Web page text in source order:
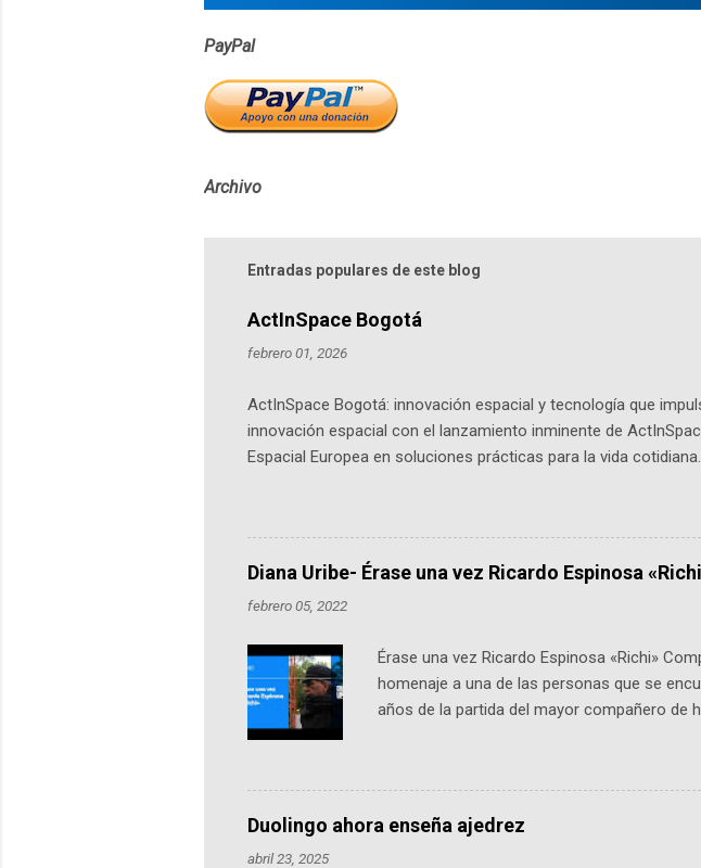
PayPal
Archivo
Entradas populares de este blog
ActInSpace Bogotá
febrero 01, 2026
ActInSpace Bogotá: innovación espacial y tecnología que
innovación espacial con el lanzamiento inminente de
Espacial Europea en soluciones prácticas para la vida
emprendedores y estudiantes. Qué es ActInSpace y por qué
más de 60 ciudades, donde participantes tienen 24 horas
datos orbitales. En Bogotá, arranca con un evento gratuito el
Diana Uribe- Érase una vez Ricardo Espinosa
febrero 05, 2022
Érase una vez Ricardo Espinosa «Richi»
homenaje a una de las personas que se
años de la partida del mayor compañero de
podcast, de dónde viene "la fuerza
nuestro protagonista: un personaje de
Notas del episodio: -La colección Ricardo
pueden consultar en la Biblioteca Luis Ángel
Duolingo ahora enseña ajedrez
abril 23, 2025